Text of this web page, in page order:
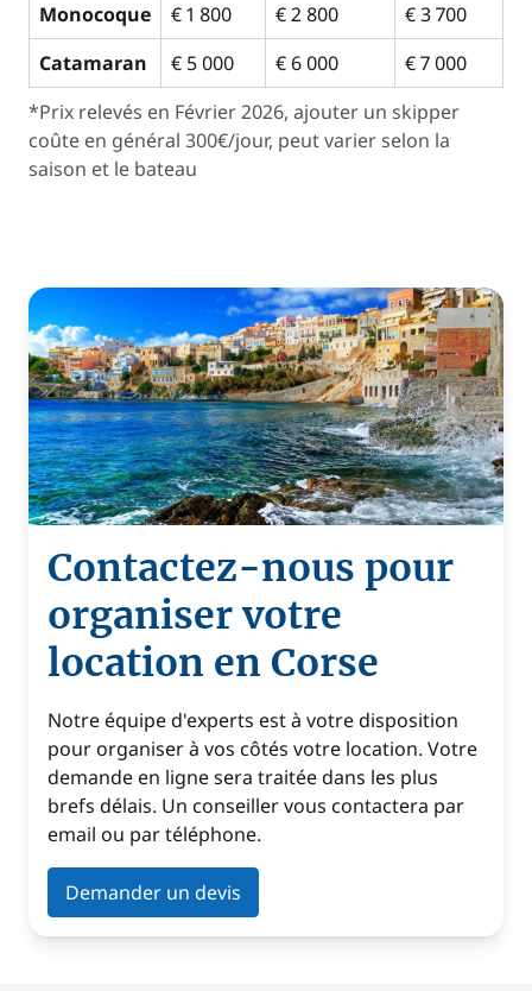
*Prix relevés en Février 2026, ajouter un skipper
coûte en général 300€/jour, peut varier selon la
saison et le bateau
Monocoque
€ 1 800 € 2 800
€ 3 700
Catamaran
€ 5 000 € 6 000 € 7 000
Contactez-nous pour
organiser votre
location en Corse
Notre équipe d'experts est à votre disposition
pour organiser à vos côtés votre location. Votre
demande en ligne sera traitée dans les plus
brefs délais. Un conseiller vous contactera par
email ou par téléphone.
Demander un devis